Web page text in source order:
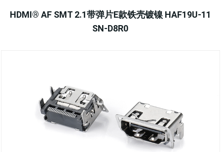
HDMI® AF SMT 2.1带弹片E款铁壳镀镍 HAF19U-11
SN-D8R0